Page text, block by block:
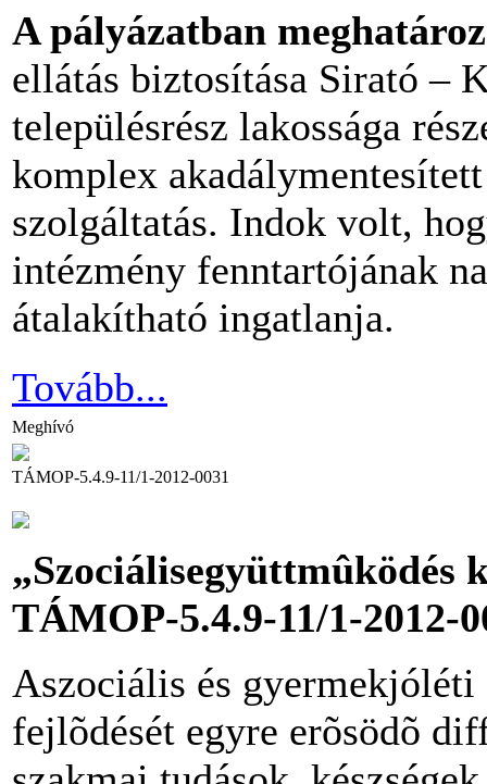
A pályázatban
ellátás biztosítása Sirató –
településrész lakossága
komplex
szolgáltatás. Indok volt,
intézmény fenntartójának
átalakítható ingatlanja.
Tovább...
Meghívó
TÁMOP-5.4.9-11/1-2012-0031
„Szociálisegyüttmûködés
TÁMOP-5.4.9-11/1-2012-
Aszociális és gyermekjóléti
fejlõdését egyre erõsödõ